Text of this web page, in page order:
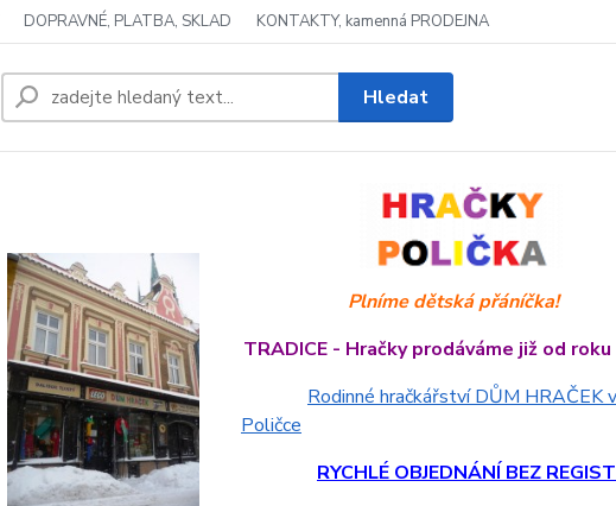
DOPRAVNÉ, PLATBA, SKLAD KONTAKTY, kamenná PRODEJNA
Hledat
Plníme dětská přáníčka!
TRADICE - Hračky prodáváme již od
Rodinné hračkářství DŮM HRAČEK v
Poličce
RYCHLÉ OBJEDNÁNÍ BEZ